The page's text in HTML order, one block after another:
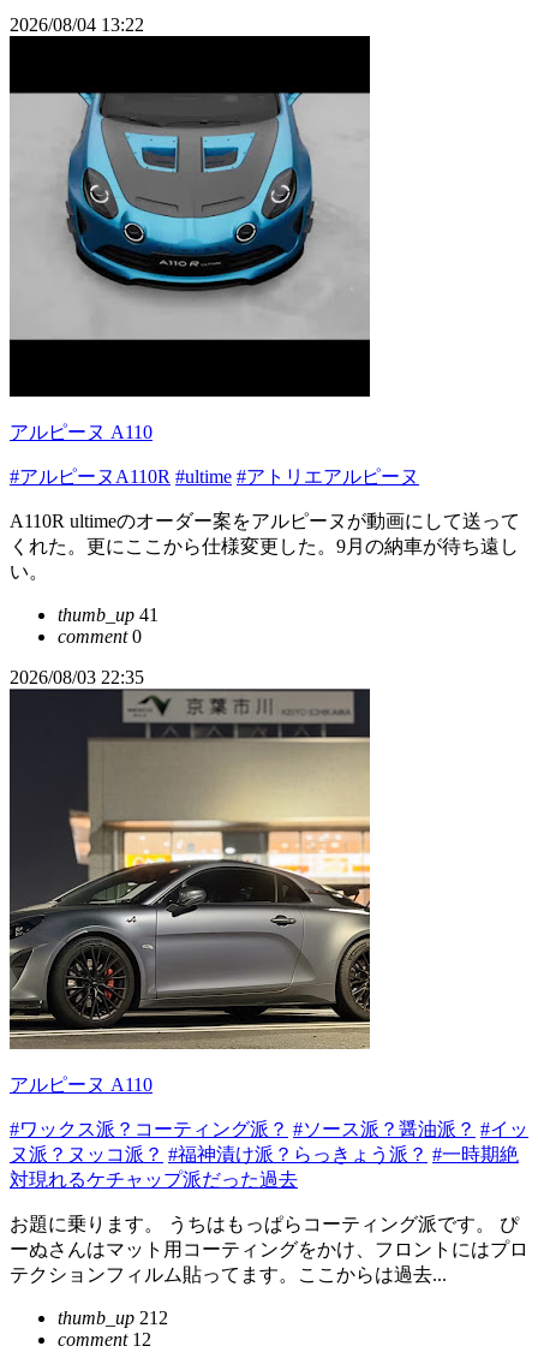
2026/08/04 13:22
アルピーヌ A110
#アルピーヌA110R #ultime #アトリエアルピーヌ
A110R ultimeのオーダー案をアルピーヌが動画にして送って
くれた。更にここから仕様変更した。9月の納車が待ち遠し
い。
thumb_up 41
comment0
2026/08/03 22:35
アルピーヌ A110
#ワックス派？コーティング派？ #ソース派？醤油派？ #イッ
ヌ派？ヌッコ派？ #福神漬け派？らっきょう派？ #一時期絶
対現れるケチャップ派だった過去
お題に乗ります。 うちはもっぱらコーティング派です。 ぴ
ーぬさんはマット用コーティングをかけ、フロントにはプロ
テクションフィルム貼ってます。ここからは過去...
thumb_up 212
comment12